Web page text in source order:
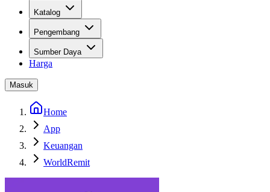
Katalog
Pengembang
Sumber Daya
Harga
Masuk
Home
App
Keuangan
WorldRemit